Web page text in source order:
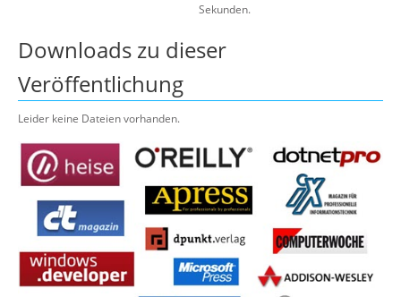
Sekunden.
Downloads zu dieser
Veröffentlichung
Leider keine Dateien vorhanden.